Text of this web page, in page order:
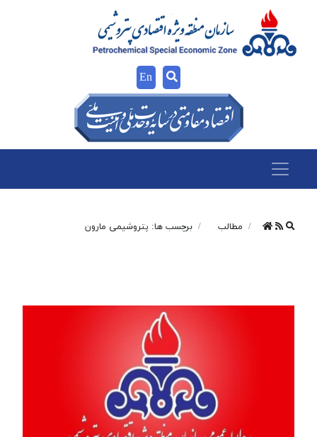
En
مطالب برچسب ها: پتروشیمی مارون